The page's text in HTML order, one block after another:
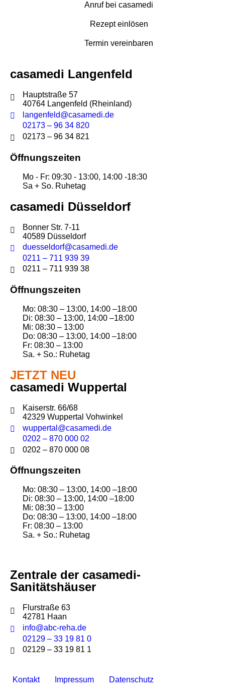
Anruf bei casamedi
Rezept einlösen
Termin vereinbaren
casamedi Langenfeld
Hauptstraße 57
40764 Langenfeld (Rheinland)
langenfeld@casamedi.de
02173 – 96 34 820
02173 – 96 34 821
Öffnungszeiten
Mo - Fr: 09:30 - 13:00, 14:00 -18:30
Sa + So. Ruhetag
casamedi Düsseldorf
Bonner Str. 7-11
40589 Düsseldorf
duesseldorf@casamedi.de
0211 – 711 939 39
0211 – 711 939 38
Öffnungszeiten
Mo: 08:30 – 13:00, 14:00 –18:00
Di: 08:30 – 13:00, 14:00 –18:00
Mi: 08:30 – 13:00
Do: 08:30 – 13:00, 14:00 –18:00
Fr: 08:30 – 13:00
Sa. + So.: Ruhetag
JETZT NEU
casamedi Wuppertal
Kaiserstr. 66/68
42329 Wuppertal Vohwinkel
wuppertal@casamedi.de
0202 – 870 000 02
0202 – 870 000 08
Öffnungszeiten
Mo: 08:30 – 13:00, 14:00 –18:00
Di: 08:30 – 13:00, 14:00 –18:00
Mi: 08:30 – 13:00
Do: 08:30 – 13:00, 14:00 –18:00
Fr: 08:30 – 13:00
Sa. + So.: Ruhetag
Zentrale der casamedi-
Sanitätshäuser
Flurstraße 63
42781 Haan
info@abc-reha.de
02129 – 33 19 81 0
02129 – 33 19 81 1
Kontakt Impressum Datenschutz